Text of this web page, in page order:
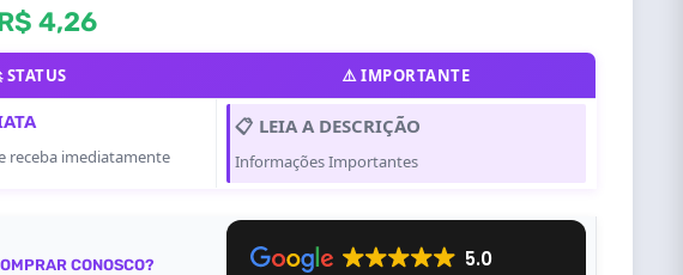
4,26
STATUS ⚠️ IMPORTANTE
receba imediatamente
📋 LEIA A DESCRIÇÃO
Informações Importantes
CONOSCO? 5.0